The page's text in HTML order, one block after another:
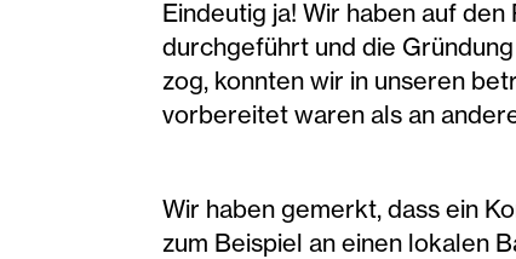
Eindeutig ja! Wir haben auf
durchgeführt und die
zog, konnten wir in unseren
vorbereitet waren als an
Wir haben gemerkt, dass ein
zum Beispiel an einen lokalen